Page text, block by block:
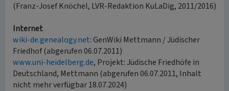
(Franz-Josef Knöchel, LVR-Redaktion KuLaDig, 2011/2016)
Internet
wiki-de.genealogy.net: GenWiki Mettmann / Jüdischer
Friedhof (abgerufen 06.07.2011)
www.uni-heidelberg.de, Projekt: Jüdische Friedhöfe in
Deutschland, Mettmann (abgerufen 06.07.2011, Inhalt
nicht mehr verfügbar 18.07.2024)